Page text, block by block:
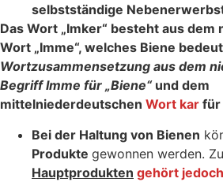
selbstständige
Das Wort „Imker“ besteht aus dem
Wort „Imme“, welches Biene
Wortzusammensetzung aus dem
Begriff Imme für „Biene“ und dem
mittelniederdeutschen Wort kar für
Bei der Haltung von Bienen
Produkte gewonnen werden.
Hauptprodukten gehört